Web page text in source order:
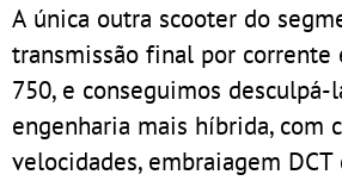
A única outra scooter do
transmissão final por corrente
750, e conseguimos desculpá-
engenharia mais híbrida, com
velocidades, embraiagem